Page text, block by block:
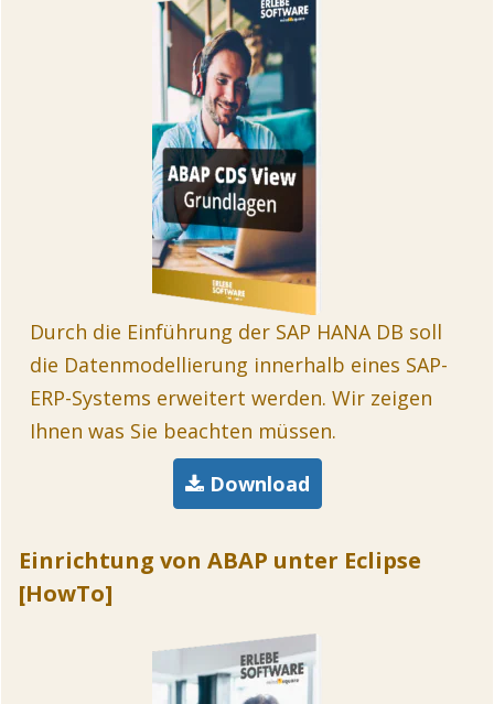
Durch die Einführung der SAP HANA DB soll
die Datenmodellierung innerhalb eines SAP-
ERP-Systems erweitert werden. Wir zeigen
Ihnen was Sie beachten müssen.
Download
Einrichtung von ABAP unter Eclipse
[HowTo]